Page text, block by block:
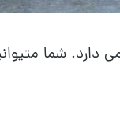
دارد. شما